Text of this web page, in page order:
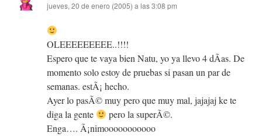
jueves, 20 de enero (2005) a las 3:08 pm
OLEEEEEEEEE..!!!!
Espero que te vaya bien Natu, yo ya llevo 4 dÃ­as. De
momento solo estoy de pruebas si pasan un par de
semanas. estÃ¡ hecho.
Ayer lo pasÃ© muy pero que muy mal, jajajaj ke te
diga la gente
pero la superÃ©.
Enga…. Ã¡nimooooooooooo